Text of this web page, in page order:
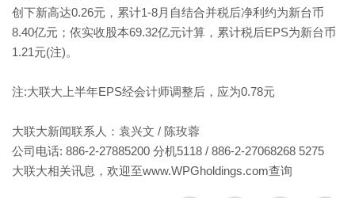
创下新高达0.26元，累计1-8月自结合并税后净利约为新台币
8.40亿元；依实收股本69.32亿元计算，累计税后EPS为新台币
1.21元(注)。
注:大联大上半年EPS经会计师调整后，应为0.78元
大联大新闻联系人：袁兴文 / 陈玫蓉
公司电话: 886-2-27885200 分机5118 / 886-2-27068268 5275
大联大相关讯息，欢迎至www.WPGholdings.com查询